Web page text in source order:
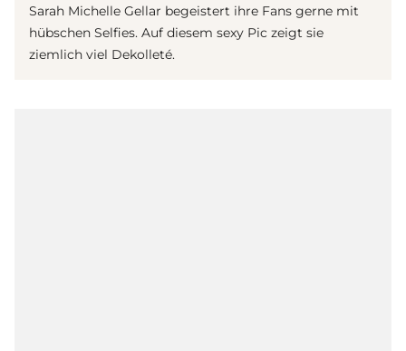
Sarah Michelle Gellar begeistert ihre Fans gerne mit
hübschen Selfies. Auf diesem sexy Pic zeigt sie
ziemlich viel Dekolleté.